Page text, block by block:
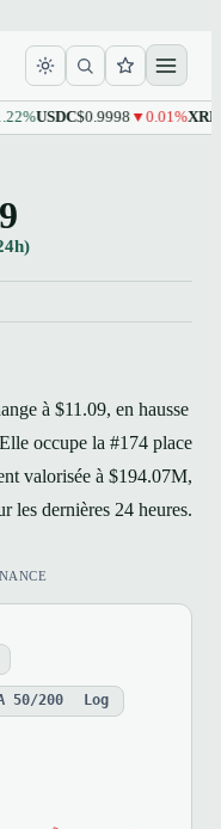
USDC$0.9998▼0.01%XRP
à $11.09, en hausse
occupe la #174 place
valorisée à $194.07M,
les dernières 24 heures.
50/200
Log